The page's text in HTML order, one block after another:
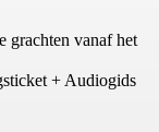
grachten vanaf het
+ Audiogids